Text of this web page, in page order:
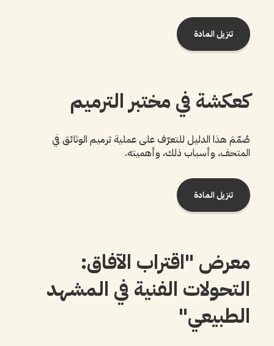
تنزيل المادة
كعكشة في مختبر الترميم
صُمّمَ هذا الدليل للتعرّف على عملية ترميم الوثائق في
المتحف، وأسباب ذلك، وأهميته.
تنزيل المادة
معرض "اقتراب الآفاق:
التحولات الفنية في المشهد
الطبيعي"